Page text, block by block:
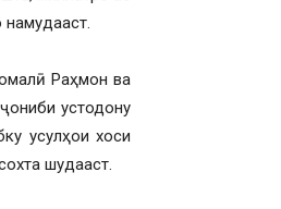
Раҳмон ва
устодону
усулҳои хоси
шудааст.